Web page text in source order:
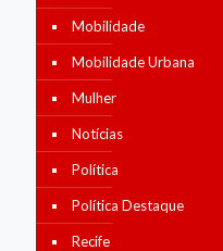
Mobilidade
Mobilidade Urbana
Mulher
Notícias
Política
Política Destaque
Recife